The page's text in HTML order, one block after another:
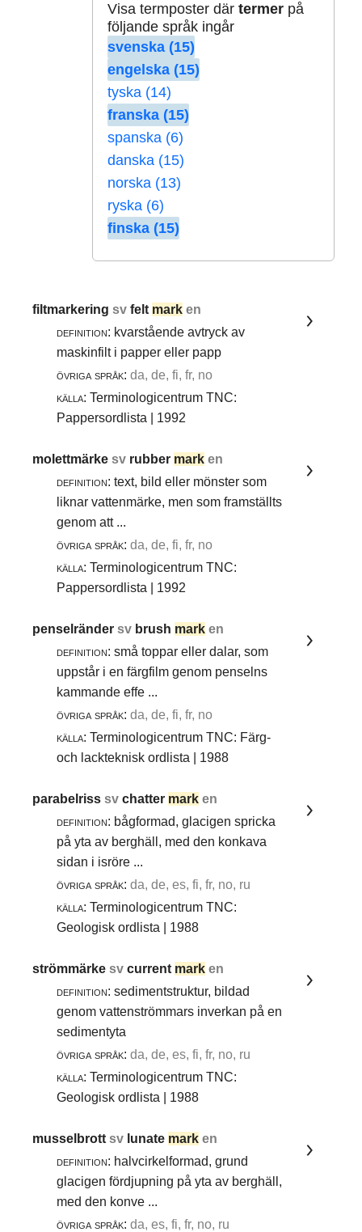
Visa termposter där termerpå
följande språk ingår
svenska (15)
engelska (15)
tyska (14)
franska (15)
spanska (6)
danska (15)
norska (13)
ryska (6)
finska (15)
filtmarkeringsvfelt mark en
definition: kvarstående avtryck av
maskinfilt i papper eller papp
övriga språk: da, de, fi, fr, no
källa: Terminologicentrum TNC:
Pappersordlista | 1992
molettmärkesv rubber mark en
definition: text, bild eller mönster som
liknar vattenmärke, men som framställts
genom att ...
övriga språk: da, de, fi, fr, no
källa: Terminologicentrum TNC:
Pappersordlista | 1992
penselrändersv brush mark en
definition: små toppar eller dalar, som
uppstår i en färgfilm genom penselns
kammande effe ...
övriga språk: da, de, fi, fr, no
källa: Terminologicentrum TNC: Färg-
och lackteknisk ordlista | 1988
parabelrisssvchatter mark en
definition: bågformad, glacigen spricka
på yta av berghäll, med den konkava
sidan i isröre ...
övriga språk: da, de, es, fi, fr, no, ru
källa: Terminologicentrum TNC:
Geologisk ordlista | 1988
strömmärkesvcurrent mark en
definition: sedimentstruktur, bildad
genom vattenströmmars inverkan på en
sedimentyta
övriga språk: da, de, es, fi, fr, no, ru
källa: Terminologicentrum TNC:
Geologisk ordlista | 1988
musselbrottsv lunate mark en
definition: halvcirkelformad, grund
glacigen fördjupning på yta av berghäll,
med den konve ...
övriga språk: da, es, fi, fr, no, ru